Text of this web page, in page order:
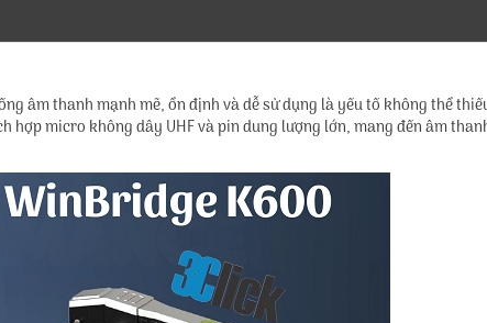
âm thanh mạnh mẽ, ổn định và dễ sử dụng là yếu tố không thể
micro không dây UHF và pin dung lượng lớn, mang đến âm